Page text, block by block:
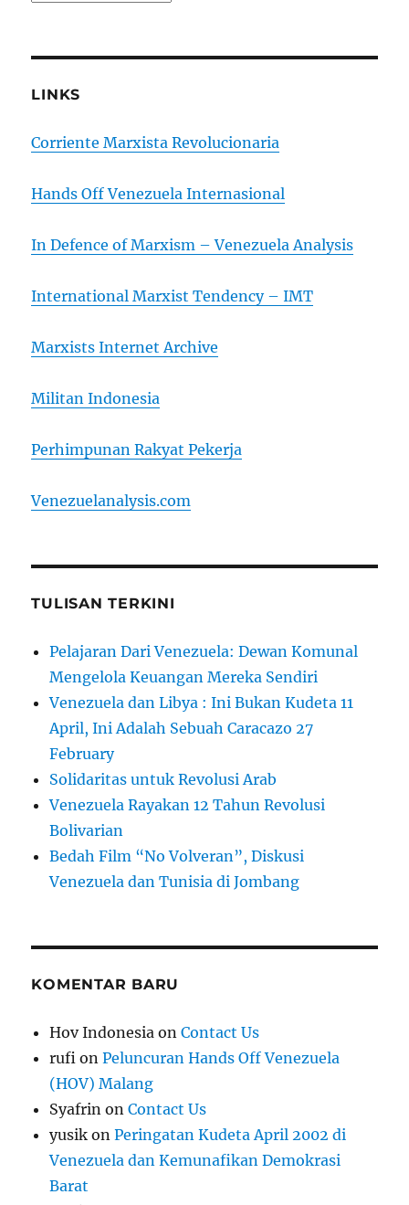
LINKS
Corriente Marxista Revolucionaria
Hands Off Venezuela Internasional
In Defence of Marxism – Venezuela Analysis
International Marxist Tendency – IMT
Marxists Internet Archive
Militan Indonesia
Perhimpunan Rakyat Pekerja
Venezuelanalysis.com
TULISAN TERKINI
Pelajaran Dari Venezuela: Dewan Komunal
Mengelola Keuangan Mereka Sendiri
Venezuela dan Libya : Ini Bukan Kudeta 11
April, Ini Adalah Sebuah Caracazo 27
February
Solidaritas untuk Revolusi Arab
Venezuela Rayakan 12 Tahun Revolusi
Bolivarian
Bedah Film “No Volveran”, Diskusi
Venezuela dan Tunisia di Jombang
KOMENTAR BARU
Hov Indonesia onContact Us
rufi onPeluncuran Hands Off Venezuela
(HOV) Malang
Syafrin onContact Us
yusik onPeringatan Kudeta April 2002 di
Venezuela dan Kemunafikan Demokrasi
Barat